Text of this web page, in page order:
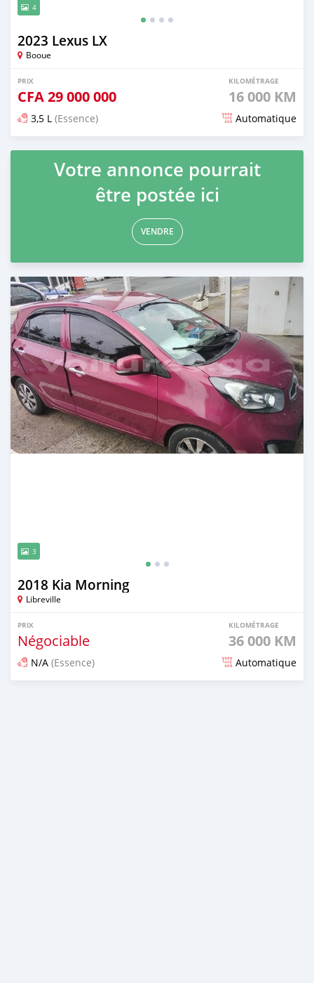
4
2023 Lexus LX
Booue
PRIX
CFA29 000 000
KILOMÉTRAGE
16 000 KM
3,5 L (Essence) Automatique
Publié il y a environ 2 mois
Votre annonce pourrait
être postée ici
VENDRE
3
2018 Kia Morning
Libreville
PRIX
Négociable
KILOMÉTRAGE
36 000 KM
N/A (Essence) Automatique